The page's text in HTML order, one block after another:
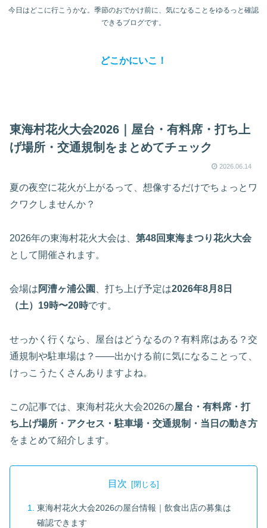
今日はどこに行こうかな。季節のおでかけ前に、気になることをゆるっと確認
できるブログです。
どこかにいこ！
東海村花火大会2026｜屋台・有料席・打ち上
げ場所・交通規制をまとめてチェック
2026.06.14
夏の夜空に花火が上がるって、想像するだけでちょっとワ
クワクしませんか？
2026年の東海村花火大会は、 第48回東海まつり花火大会
として開催されます。
会場は阿漕ヶ浦公園 、打ち上げ予定は2026年8月8日
（土）19時〜20時です。
せっかく行くなら、屋台はどうなるの？有料席はある？交
通規制や駐車場は？——出かける前に気になることって、
けっこうたくさんありますよね。
この記事では、東海村花火大会2026の屋台・有料席・打
ち上げ場所・アクセス・駐車場・交通規制・当日の動き方
をまとめて紹介します。
目次
東海村花火大会2026の屋台情報｜飲食出店の募集は
確認できます